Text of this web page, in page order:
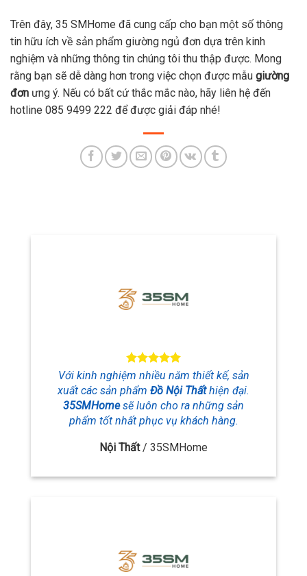
Trên đây, 35 SMHome đã cung cấp cho bạn một số thông
tin hữu ích về sản phẩm giường ngủ đơn dựa trên kinh
nghiệm và những thông tin chúng tôi thu thập được. Mong
rằng bạn sẽ dễ dàng hơn trong việc chọn được mẫu giường
đơn ưng ý. Nếu có bất cứ thắc mắc nào, hãy liên hệ đến
hotline 085 9499 222 để được giải đáp nhé!
Với kinh nghiệm nhiều năm thiết kế, sản
xuất các sản phẩm Đồ Nội Thấthiện đại.
35SMHomesẽ luôn cho ra những sản
phẩm tốt nhất phục vụ khách hàng.
Nội Thất / 35SMHome